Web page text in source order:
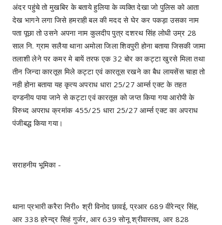
अंदर पहुंचे तो मुखबिर के बताये हुलिया के व्यक्ति देखा जो पुलिस को आता
देख भागने लगा जिसे हमराही बल की मदद से घेर कर पकड़ा उसका नाम
पता पूछा तो उसने अपना नाम कुलदीप पुत्र दशरथ सिंह लोधी उम्र 28
साल नि. ग्राम सलैया थाना अमोला जिला शिवपुरी होना बताया जिसकी जामा
तलाशी लेने पर कमर मे बायें तरफ एक 32 बोर का कट्टा खुरसे मिला तथा
तीन जिन्दा कारतूस मिले कट्टा एवं कारतूस रखने का बैध लायसेंस चाहा तो
नही होना बताया यह कृत्य अपराध धारा 25/27 आर्म्स एक्ट के तहत
दण्डनीय पाया जाने से कट्टा एवं कारतूस को जप्त किया गया आरोपी के
विरुध्द अपराध क्रमांक 455/25 धारा 25/27 आर्म्स एक्ट का अपराध
पंजीबद्ध किया गया।
सराहनीय भूमिका -
थाना प्रभारी करैरा निरी० श्री विनोद छावई, प्रआर 689 वीरेन्द्र सिंह,
आर 338 हरेन्द्र सिहं गुर्जर, आर 639 सोनू श्रीवास्तव, आर 828